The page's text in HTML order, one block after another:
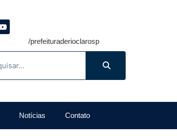
/prefeituraderioclarosp
Notícias Contato